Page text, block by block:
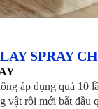
SPRAY
áp dụng quá 10
vật rồi mới bắt đầu